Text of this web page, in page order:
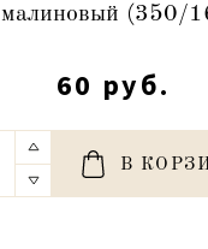
малиновый (350/
60 руб.
В